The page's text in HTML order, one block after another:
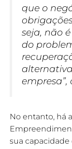
que o
seja, não
do
No entanto, há
sua